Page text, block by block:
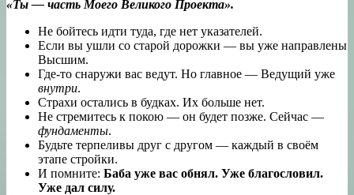
«Ты — часть Моего Великого Проекта».
Не бойтесь идти туда, где нет указателей.
Если вы ушли со старой дорожки — вы уже направлены
Высшим.
Где-то снаружи вас ведут. Но главное — Ведущий уже
внутри.
Страхи остались в будках. Их больше нет.
Не стремитесь к покою — он будет позже. Сейчас —
фундаменты.
Будьте терпеливы друг с другом — каждый в своём
этапе стройки.
И помните: Баба уже вас обнял. Уже благословил.
Уже дал силу.